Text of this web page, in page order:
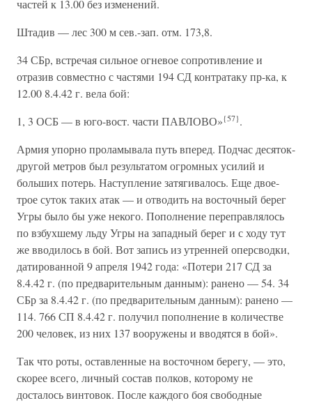
частей к 13.00 без изменений.
Штадив — лес 300 м сев.-зап. отм. 173,8.
34 СБр, встречая сильное огневое сопротивление и
отразив совместно с частями 194 СД контратаку пр-ка, к
12.00 8.4.42 г. вела бой:
1, 3 ОСБ — в юго-вост. части ПАВЛОВО»{57}.
Армия упорно проламывала путь вперед. Подчас десяток-
другой метров был результатом огромных усилий и
больших потерь. Наступление затягивалось. Еще двое-
трое суток таких атак — и отводить на восточный берег
Угры было бы уже некого. Пополнение переправлялось
по взбухшему льду Угры на западный берег и с ходу тут
же вводилось в бой. Вот запись из утренней оперсводки,
датированной 9 апреля 1942 года: «Потери 217 СД за
8.4.42 г. (по предварительным данным): ранено — 54. 34
СБр за 8.4.42 г. (по предварительным данным): ранено —
114. 766 СП 8.4.42 г. получил пополнение в количестве
200 человек, из них 137 вооружены и вводятся в бой».
Так что роты, оставленные на восточном берегу, — это,
скорее всего, личный состав полков, которому не
досталось винтовок. После каждого боя свободные